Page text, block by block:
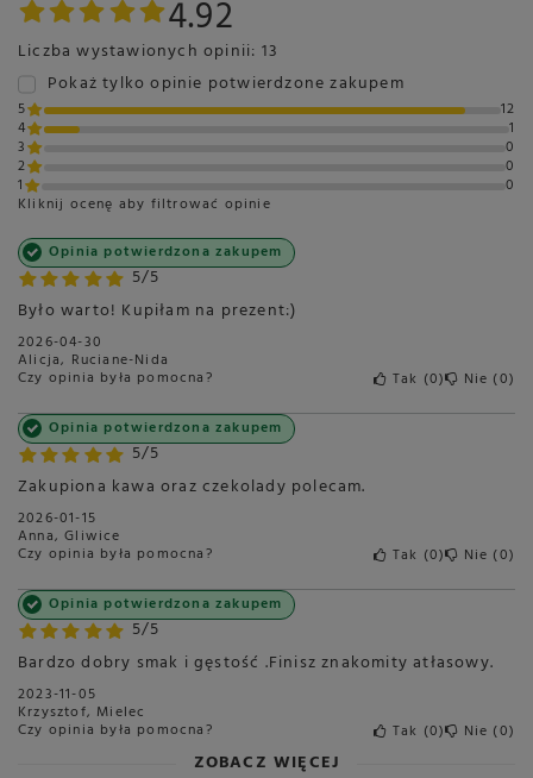
4.92
Liczba wystawionych opinii: 13
Pokaż tylko opinie potwierdzone zakupem
5
12
4
1
3
0
2
0
1
0
Kliknij ocenę aby filtrować opinie
5/5
Opinia potwierdzona zakupem
Było warto! Kupiłam na prezent:)
2026-04-30
Alicja, Ruciane-Nida
Czy opinia była pomocna? Tak 0 Nie 0
5/5
Opinia potwierdzona zakupem
Zakupiona kawa oraz czekolady polecam.
2026-01-15
Anna, Gliwice
Czy opinia była pomocna? Tak 0 Nie 0
5/5
Opinia potwierdzona zakupem
Bardzo dobry smak i gęstość .Finisz znakomity atłasowy.
2023-11-05
Krzysztof, Mielec
Czy opinia była pomocna? Tak 0 Nie 0
ZOBACZ WIĘCEJ